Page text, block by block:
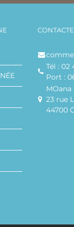
Tél : 02
Port :
MOana
23 rue
44700